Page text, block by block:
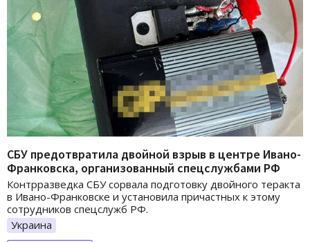
СБУ предотвратила двойной взрыв в центре Ивано-
Франковска, организованный спецслужбами РФ
Контрразведка СБУ сорвала подготовку двойного теракта
в Ивано-Франковске и установила причастных к этому
сотрудников спецслужб РФ.
Украина